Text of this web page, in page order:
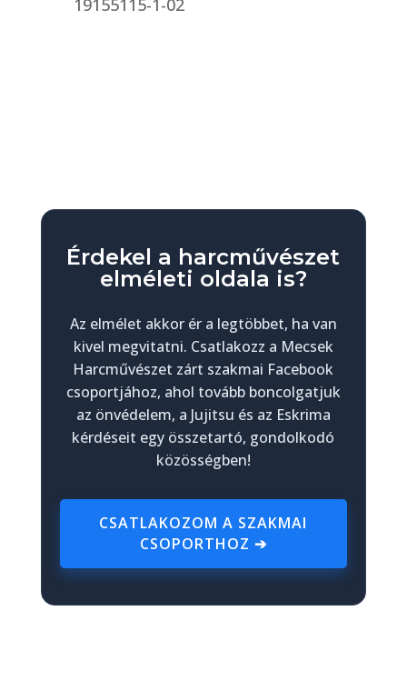
19155115-1-02
Érdekel a harcművészet
elméleti oldala is?
Az elmélet akkor ér a legtöbbet, ha van
kivel megvitatni. Csatlakozz a Mecsek
Harcművészet zárt szakmai Facebook
csoportjához, ahol tovább boncolgatjuk
az önvédelem, a Jujitsu és az Eskrima
kérdéseit egy összetartó, gondolkodó
közösségben!
CSATLAKOZOM A SZAKMAI
CSOPORTHOZ ➔